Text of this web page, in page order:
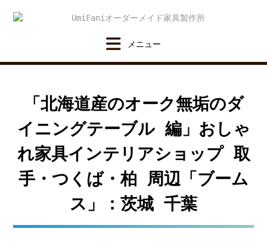
「北海道産のオーク無垢のダ
イニングテーブル 編」おしゃ
れ家具インテリアショップ 取
手・つくば・柏 周辺「ブーム
ス」：茨城 千葉